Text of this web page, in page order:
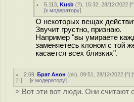
5.113 ,Kusb (?), 15:32, 28/12/2022 [^
[к модератору]
О некоторых вещах
Звучит грустно, признаю.
Например "вы умираете
заменяетесь клоном с той
касается всех близких".
2.69 ,Брат Анон (ok), 09:51, 28/12/2022 [^] [
[↑] [к модератору]
> Вот эти вот люди. Они считают